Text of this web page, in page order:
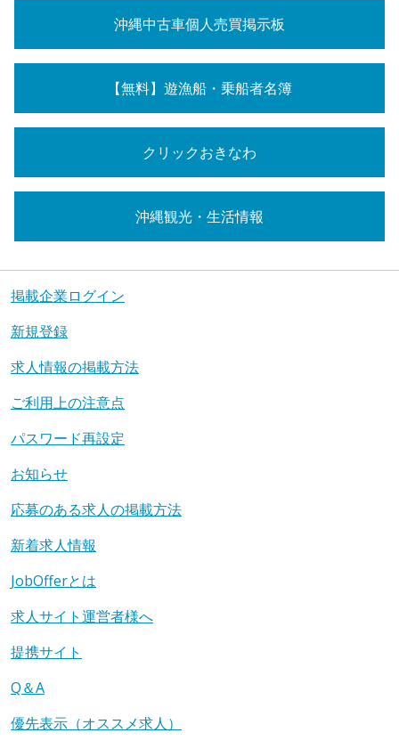
沖縄中古車個人売買掲示板
【無料】遊漁船・乗船者名簿
クリックおきなわ
沖縄観光・生活情報
掲載企業ログイン
新規登録
求人情報の掲載方法
ご利用上の注意点
パスワード再設定
お知らせ
応募のある求人の掲載方法
新着求人情報
JobOfferとは
求人サイト運営者様へ
提携サイト
Q＆A
優先表示（オススメ求人）